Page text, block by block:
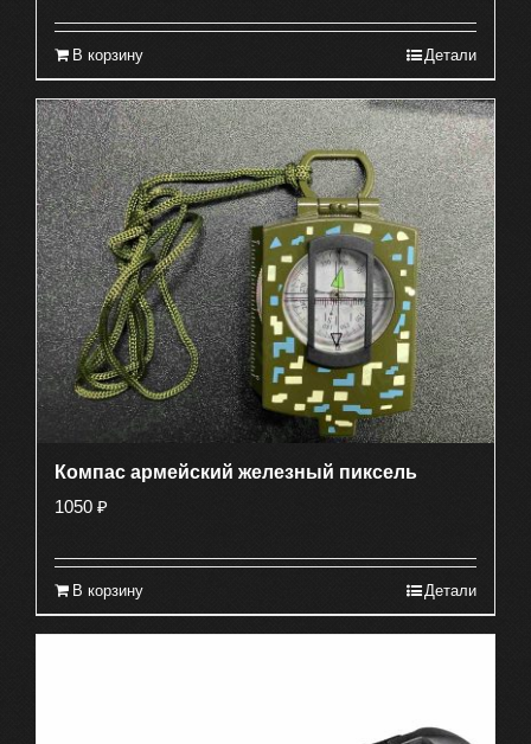
В корзину Детали
Компас армейский железный пиксель
1050 ₽
В корзину Детали